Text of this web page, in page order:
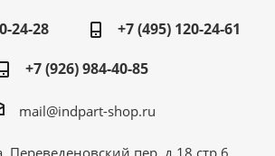
24-28
+7 (495) 120-24-61
+7 (926) 984-40-85
mail@indpart-shop.ru
Переведеновский пер, д.18 стр.6,